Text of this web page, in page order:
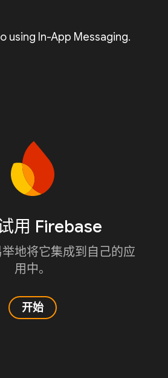
using In-App Messaging.
用 Firebase
地将它集成到自己的应
用中。
开始